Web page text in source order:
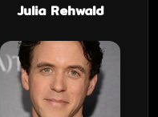
Julia Rehwald